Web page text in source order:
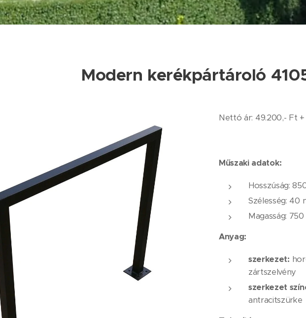
Modern kerékpártároló
Nettó ár: 49.200,- Ft
Műszaki adatok:
Hosszúság:
Szélesség: 40
Magasság:
Anyag:
szerkezet:
zártszelvény
szerkezet
antracitszürke